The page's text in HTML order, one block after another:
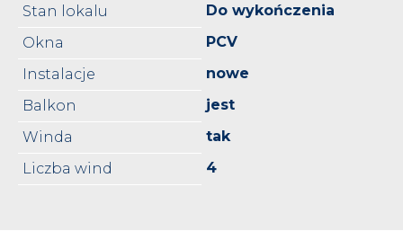
Stan lokalu
Do wykończenia
Okna
PCV
Instalacje
nowe
Balkon
jest
Winda
tak
Liczba wind
4